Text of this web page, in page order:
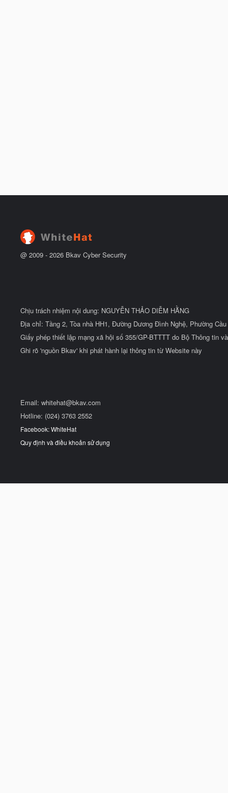
@ 2009 - 2026 Bkav Cyber Security
Chịu trách nhiệm nội dung: NGUYỄN THẢO DIỄM HẰNG
Địa chỉ: Tầng 2, Tòa nhà HH1, Đường Dương Đình Nghệ, Phường
Giấy phép thiết lập mạng xã hội số 355/GP-BTTTT do Bộ Thông tin
Ghi rõ 'nguồn Bkav' khi phát hành lại thông tin từ Website này
Email: whitehat@bkav.com
Hotline: (024) 3763 2552
Facebook: WhiteHat
Quy định và điều khoản sử dụng